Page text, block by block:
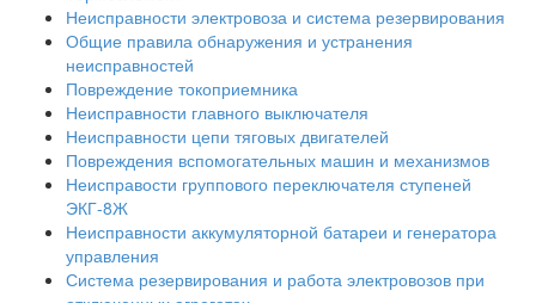
Неисправности электровоза и система резервирования
Общие правила обнаружения и устранения
неисправностей
Повреждение токоприемника
Неисправности главного выключателя
Неисправности цепи тяговых двигателей
Повреждения вспомогательных машин и механизмов
Неисправости группового переключателя ступеней
ЭКГ-8Ж
Неисправности аккумуляторной батареи и генератора
управления
Система резервирования и работа электровозов при